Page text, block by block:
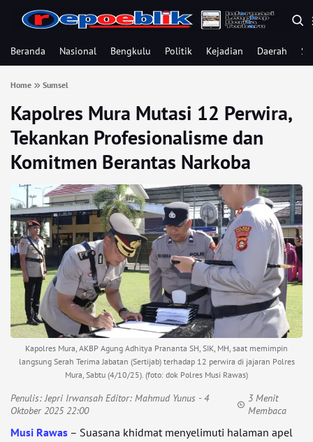
Beranda Nasional Bengkulu Politik Kejadian Daerah
Home Sumsel
Kapolres Mura Mutasi 12 Perwira,
Tekankan Profesionalisme dan
Komitmen Berantas Narkoba
Kapolres Mura, AKBP Agung Adhitya Prananta SH, SIK, MH, saat memimpin
langsung Serah Terima Jabatan (Sertijab) terhadap 12 perwira di jajaran Polres
Mura, Sabtu (4/10/25). (foto: dok Polres Musi Rawas)
Penulis:Jepri Irwansah Editor: Mahmud Yunus - 4
Oktober 2025 22:00
3 Menit
Membaca
Musi Rawas – Suasana khidmat menyelimuti halaman apel